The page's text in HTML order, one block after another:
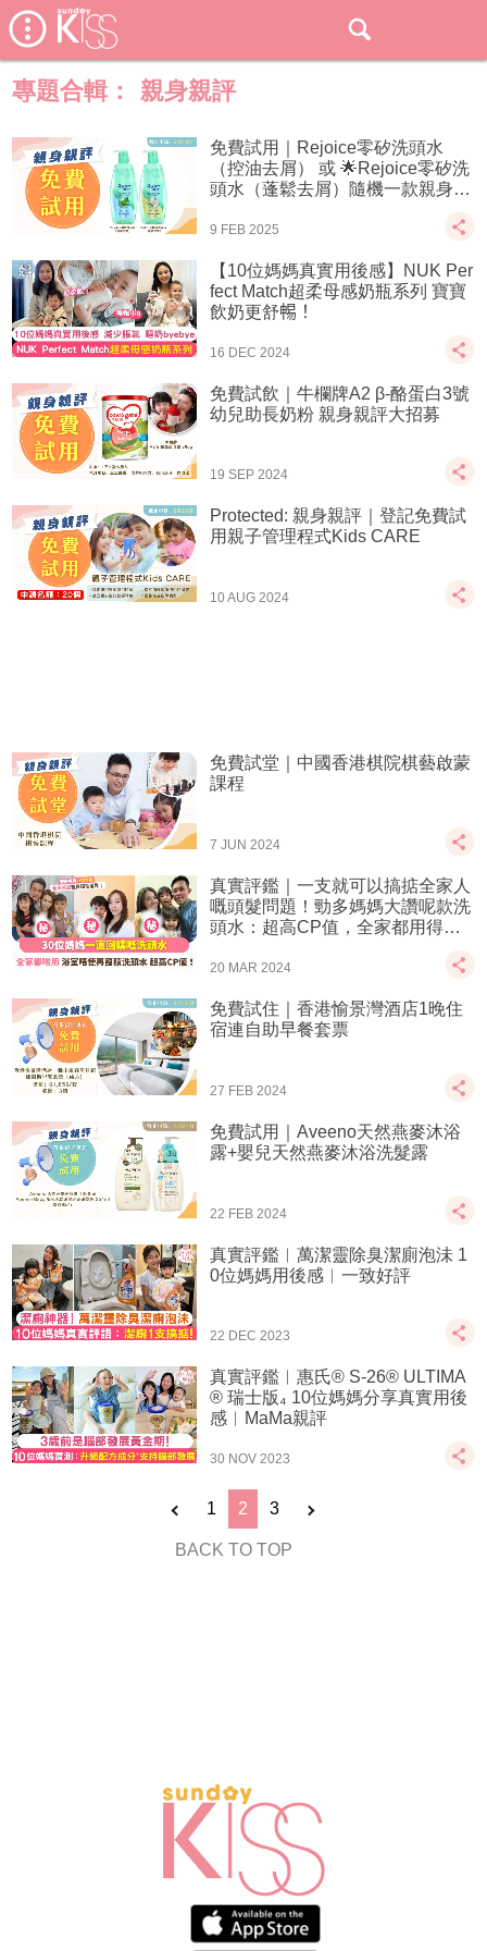
專題合輯： 親身親評
免費試用｜Rejoice零矽洗頭水
（控油去屑） 或 🌟Rejoice零矽洗
頭水（蓬鬆去屑）隨機一款親身親
9 FEB 2025
【10位媽媽真實用後感】NUK Per
fect Match超柔母感奶瓶系列 寶寶
飲奶更舒𣈱！
16 DEC 2024
免費試飲｜牛欄牌A2 β-酪蛋白3號
幼兒助長奶粉 親身親評大招募
19 SEP 2024
Protected: 親身親評｜登記免費試
用親子管理程式Kids CARE
10 AUG 2024
免費試堂｜中國香港棋院棋藝啟蒙
課程
7 JUN 2024
真實評鑑｜一支就可以搞掂全家人
嘅頭髮問題！勁多媽媽大讚呢款洗
頭水：超高CP值，全家都用得，
20 MAR 2024
免費試住｜香港愉景灣酒店1晚住
宿連自助早餐套票
27 FEB 2024
免費試用｜Aveeno天然燕麥沐浴
露+嬰兒天然燕麥沐浴洗髮露
22 FEB 2024
真實評鑑︱萬潔靈除臭潔廁泡沬 1
0位媽媽用後感︱一致好評
22 DEC 2023
真實評鑑︱惠氏® S-26® ULTIMA
® 瑞士版₄ 10位媽媽分享真實用後
感︱MaMa親評
30 NOV 2023
1 2 3
BACK TO TOP